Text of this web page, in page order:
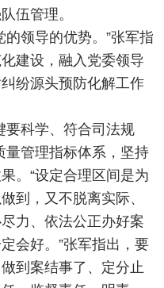
伍管理。
领导的优势。”张军指
建设，融入党委领导
纷源头预防化解工作
要科学、符合司法规
量管理指标体系，坚持
。“设定合理区间是为
到，又不脱离实际、
力、依法公正办好案
会好。”张军指出，要
到案结事了、定分止